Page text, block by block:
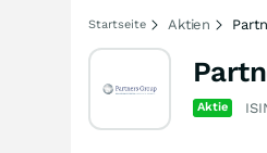
Startseite Aktien
Aktie